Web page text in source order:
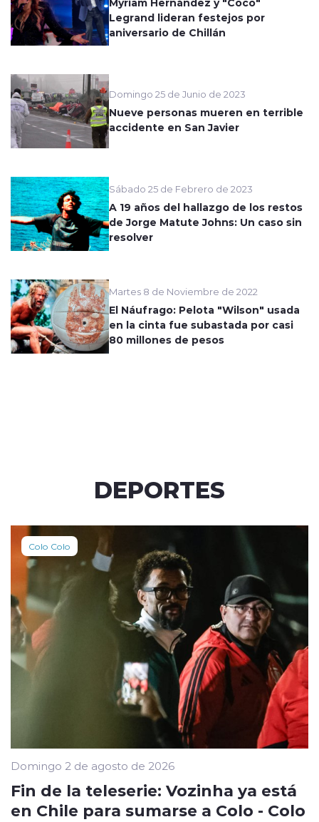
Legrand lideran festejos por
aniversario de Chillán
Domingo 25 de Junio de 2023
Nueve personas mueren en terrible
accidente en San Javier
Sábado 25 de Febrero de 2023
A 19 años del hallazgo de los restos
de Jorge Matute Johns: Un caso sin
resolver
Martes 8 de Noviembre de 2022
El Náufrago: Pelota "Wilson" usada
en la cinta fue subastada por casi
80 millones de pesos
DEPORTES
Colo Colo
Domingo 2 de agosto de 2026
Fin de la teleserie: Vozinha ya está
en Chile para sumarse a Colo - Colo